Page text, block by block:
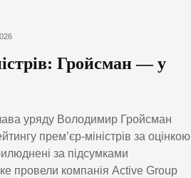
Гройсман — у
уряду Володимир Гройсман
прем’єр-міністрів за оцінкою
за підсумками
провели компанія Active Group